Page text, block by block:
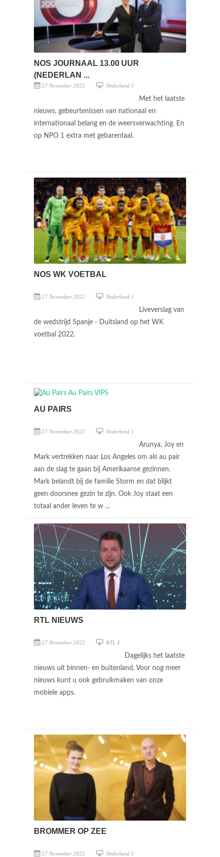
NOS JOURNAAL 13.00 UUR
(NEDERLAN ...
27 November 2022 Nederland 1
Met het laatste
nieuws, gebeurtenissen van nationaal en
internationaal belang en de weersverwachting. En
op NPO 1 extra met gebarentaal.
NOS WK VOETBAL
27 November 2022 Nederland 1
Liveverslag van
de wedstrijd Spanje - Duitsland op het WK
voetbal 2022.
AU PAIRS
27 November 2022 Nederland 1
Arunya, Joy en
Mark vertrekken naar Los Angeles om als au pair
aan de slag te gaan bij Amerikaanse gezinnen.
Mark belandt bij de familie Storm en dat blijkt
geen doorsnee gezin te zijn. Ook Joy staat een
totaal ander leven te w ...
RTL NIEUWS
27 November 2022 RTL 4
Dagelijks het laatste
nieuws uit binnen- en buitenland. Voor nog meer
nieuws kunt u ook gebruikmaken van onze
mobiele apps.
BROMMER OP ZEE
27 November 2022 Nederland 1